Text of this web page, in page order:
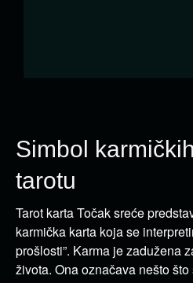
Simbol
tarotu
Tarot karta Točak sreće
karmička karta koja se
prošlosti”. Karma je zadužena
života. Ona označava nešto